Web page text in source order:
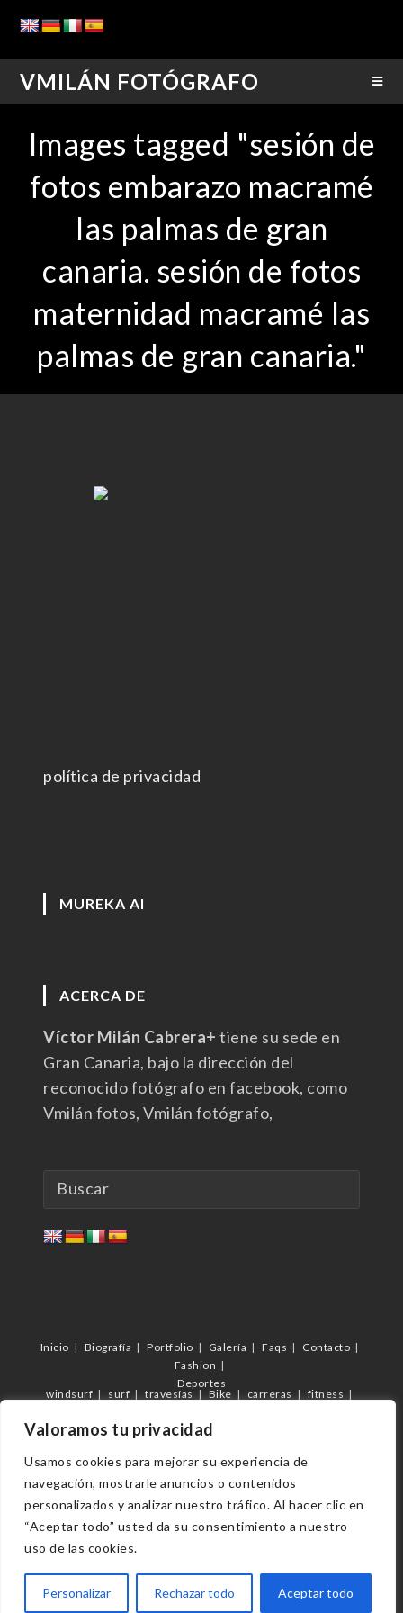
Valoramos tu privacidad
Usamos cookies para mejorar su experiencia de
navegación, mostrarle anuncios o contenidos
personalizados y analizar nuestro tráfico. Al hacer clic en
“Aceptar todo” usted da su consentimiento a nuestro
uso de las cookies.
Personalizar Rechazar todo Aceptar todo
VMILÁN FOTÓGRAFO
Images tagged "sesión de
fotos embarazo macramé
las palmas de gran
canaria. sesión de fotos
maternidad macramé las
palmas de gran canaria."
política de privacidad
MUREKA AI
ACERCA DE
Víctor Milán Cabrera+ tiene su sede en
Gran Canaria, bajo la dirección del
reconocido fotógrafo en facebook, como
Vmilán fotos, Vmilán fotógrafo,
Inicio Biografía Portfolio Galería Faqs
Contacto
Fashion
Deportes
windsurf
surf travesías Bike carreras
fitness
Copyright 2023 - Vmilán fotógrafo